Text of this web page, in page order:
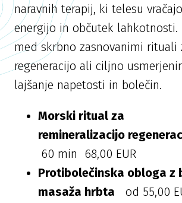
naravnih terapij, ki telesu
energijo in občutek lahkotnosti.
med skrbno zasnovanimi rituali
regeneracijo ali ciljno
lajšanje napetosti in bolečin.
Morski ritual za
remineralizacijo
60 min 68,00 EUR
Protibolečinska obloga z
masaža hrbta od 55,00